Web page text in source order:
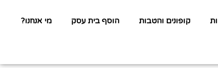
קופונים והטבות הוסף בית עסק מי אנחנו?